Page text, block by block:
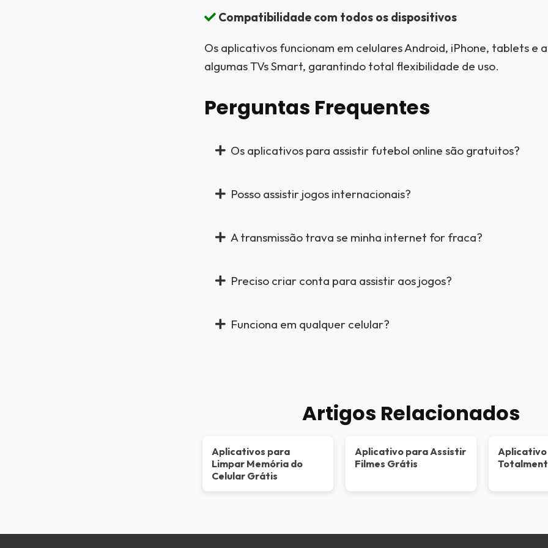
Compatibilidade com todos os dispositivos
Os aplicativos funcionam em celulares Android, iPhone, tablets e
algumas TVs Smart, garantindo total flexibilidade de uso.
Perguntas Frequentes
Os aplicativos para assistir futebol online são gratuitos?
Posso assistir jogos internacionais?
A transmissão trava se minha internet for fraca?
Preciso criar conta para assistir aos jogos?
Funciona em qualquer celular?
Artigos Relacionados
Aplicativos para
Limpar Memória do
Celular Grátis
Aplicativo para Assistir
Filmes Grátis
Aplicativo